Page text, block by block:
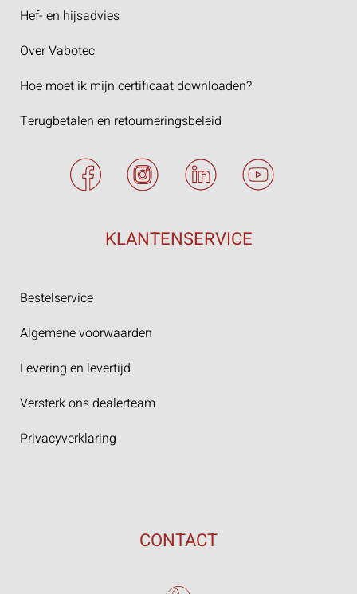
Hef- en hijsadvies
Over Vabotec
Hoe moet ik mijn certificaat downloaden?
Terugbetalen en retourneringsbeleid
KLANTENSERVICE
Bestelservice
Algemene voorwaarden
Levering en levertijd
Versterk ons dealerteam
Privacyverklaring
CONTACT